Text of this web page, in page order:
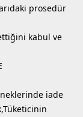
prosedür
kabul ve
iade